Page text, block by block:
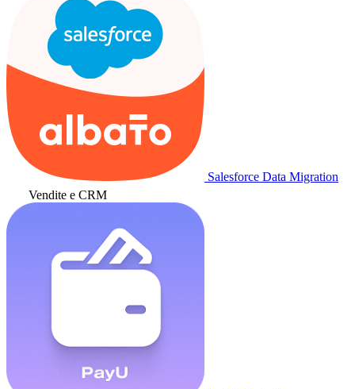
Salesforce Data Migration
Vendite e CRM